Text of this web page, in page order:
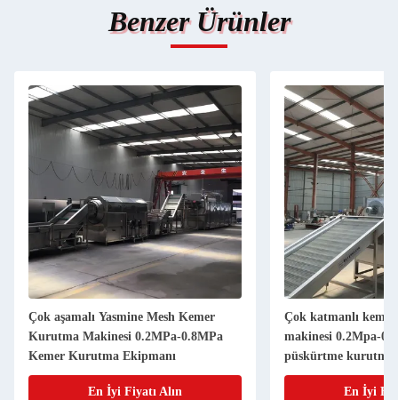
Benzer Ürünler
Çok aşamalı Yasmine Mesh Kemer
Kurutma Makinesi 0.2MPa-0.8MPa
Kemer Kurutma Ekipmanı
En İyi Fiyatı Alın
Çok katmanlı
makinesi 0.2Mpa-
püskürtme kurutma
En İyi